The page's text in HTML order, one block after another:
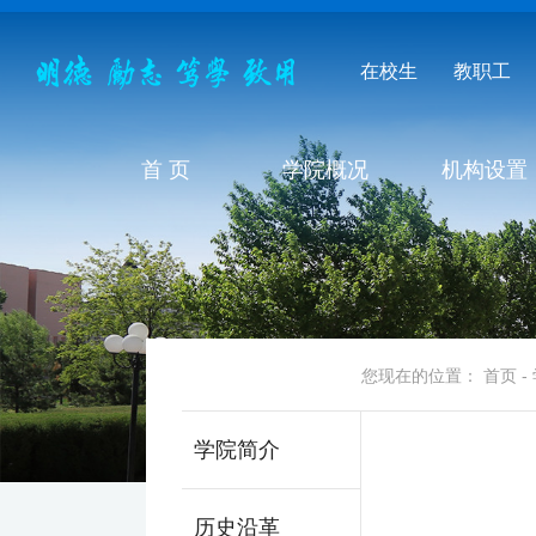
在校生 教职工
首 页 学院概况 机构设置
您现在的位置： 首页 -
学院概况
学院简介
历史沿革